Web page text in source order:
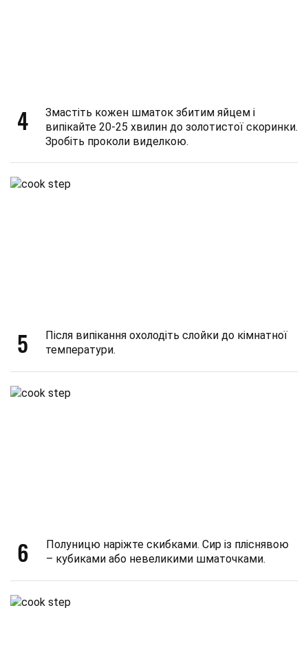
4
Змастіть кожен шматок збитим яйцем і
випікайте 20-25 хвилин до золотистої скоринки.
Зробіть проколи виделкою.
5
Після випікання охолодіть слойки до кімнатної
температури.
6
Полуницю наріжте скибками. Сир із пліснявою
– кубиками або невеликими шматочками.